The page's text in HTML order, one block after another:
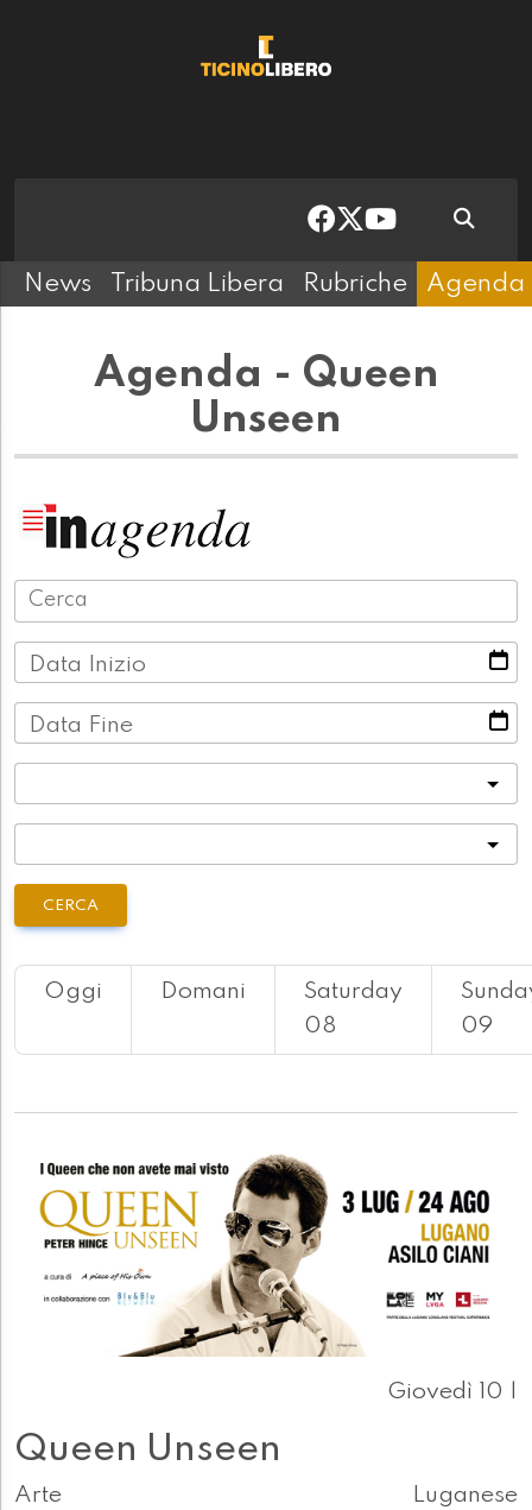
News Tribuna Libera Rubriche Agenda
Agenda - Queen
Unseen
Data Inizio
Data Fine
CERCA
Oggi Domani
Saturday
08
09
Giovedì 10 |
Queen Unseen
Arte Luganese